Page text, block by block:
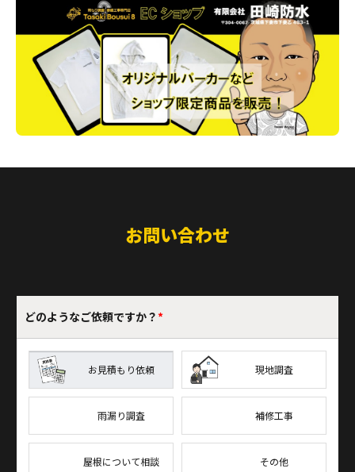
お問い合わせ
どのようなご依頼ですか？*
お見積もり依頼 現地調査
雨漏り調査 補修工事
屋根について相談 その他